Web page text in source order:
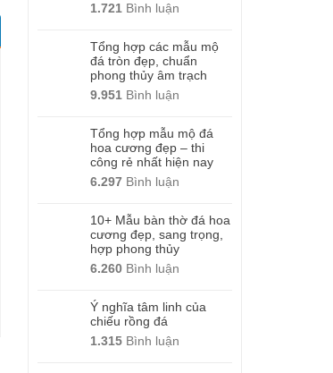
1.721 Bình luận
Tổng hợp các mẫu mộ
đá tròn đẹp, chuẩn
phong thủy âm trạch
9.951 Bình luận
Tổng hợp mẫu mộ đá
hoa cương đẹp – thi
công rẻ nhất hiện nay
6.297 Bình luận
10+ Mẫu bàn thờ đá hoa
cương đẹp, sang trọng,
hợp phong thủy
6.260 Bình luận
Ý nghĩa tâm linh của
chiếu rồng đá
1.315 Bình luận
Đài phun nước – Mẫu 03